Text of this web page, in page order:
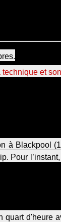
et
à Blackpool
Pour
quart d'heure